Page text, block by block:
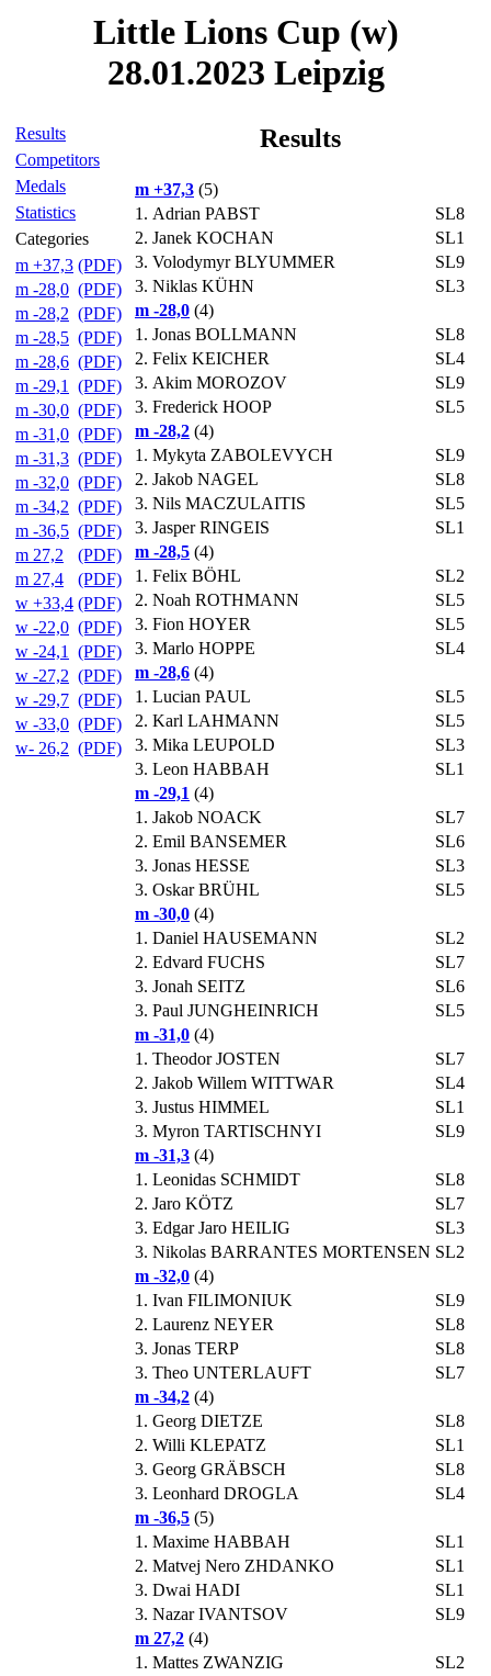
Little Lions Cup (w)
28.01.2023 Leipzig
Results
Competitors
Medals
Statistics
Categories
m +37,3 (PDF)
m -28,0 (PDF)
m -28,2 (PDF)
m -28,5 (PDF)
m -28,6 (PDF)
m -29,1
(PDF)
m -30,0 (PDF)
m -31,0 (PDF)
m -31,3 (PDF)
m -32,0 (PDF)
m -34,2 (PDF)
m -36,5 (PDF)
m 27,2
(PDF)
m 27,4
(PDF)
w +33,4 (PDF)
w -22,0 (PDF)
w -24,1
(PDF)
w -27,2 (PDF)
w -29,7 (PDF)
w -33,0 (PDF)
w- 26,2 (PDF)
Results
m +37,3 (5)
1. Adrian PABST
SL8
2. Janek KOCHAN
SL1
3. Volodymyr BLYUMMER
SL9
3. Niklas KÜHN
SL3
m -28,0 (4)
1. Jonas BOLLMANN
SL8
2. Felix KEICHER
SL4
3. Akim MOROZOV
SL9
3. Frederick HOOP
SL5
m -28,2 (4)
1. Mykyta ZABOLEVYCH
SL9
2. Jakob NAGEL
SL8
3. Nils MACZULAITIS
SL5
3. Jasper RINGEIS
SL1
m -28,5 (4)
1. Felix BÖHL
SL2
2. Noah ROTHMANN
SL5
3. Fion HOYER
SL5
3. Marlo HOPPE
SL4
m -28,6 (4)
1. Lucian PAUL
SL5
2. Karl LAHMANN
SL5
3. Mika LEUPOLD
SL3
3. Leon HABBAH
SL1
m -29,1 (4)
1. Jakob NOACK
SL7
2. Emil BANSEMER
SL6
3. Jonas HESSE
SL3
3. Oskar BRÜHL
SL5
m -30,0 (4)
1. Daniel HAUSEMANN
SL2
2. Edvard FUCHS
SL7
3. Jonah SEITZ
SL6
3. Paul JUNGHEINRICH
SL5
m -31,0 (4)
1. Theodor JOSTEN
SL7
2. Jakob Willem WITTWAR
SL4
3. Justus HIMMEL
SL1
3. Myron TARTISCHNYI
SL9
m -31,3 (4)
1. Leonidas SCHMIDT
SL8
2. Jaro KÖTZ
SL7
3. Edgar Jaro HEILIG
SL3
3. Nikolas BARRANTES MORTENSEN SL2
m -32,0 (4)
1. Ivan FILIMONIUK
SL9
2. Laurenz NEYER
SL8
3. Jonas TERP
SL8
3. Theo UNTERLAUFT
SL7
m -34,2 (4)
1. Georg DIETZE
SL8
2. Willi KLEPATZ
SL1
3. Georg GRÄBSCH
SL8
3. Leonhard DROGLA
SL4
m -36,5 (5)
1. Maxime HABBAH
SL1
2. Matvej Nero ZHDANKO
SL1
3. Dwai HADI
SL1
3. Nazar IVANTSOV
SL9
m 27,2 (4)
1. Mattes ZWANZIG
SL2